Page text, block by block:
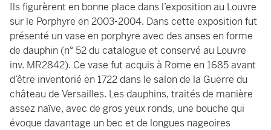
Ils figurèrent en bonne place dans l’exposition au Louvre
sur le Porphyre en 2003-2004. Dans cette exposition fut
présenté un vase en porphyre avec des anses en forme
de dauphin (n° 52 du catalogue et conservé au Louvre
inv. MR2842). Ce vase fut acquis à Rome en 1685 avant
d’être inventorié en 1722 dans le salon de la Guerre du
château de Versailles. Les dauphins, traités de manière
assez naïve, avec de gros yeux ronds, une bouche qui
évoque davantage un bec et de longues nageoires